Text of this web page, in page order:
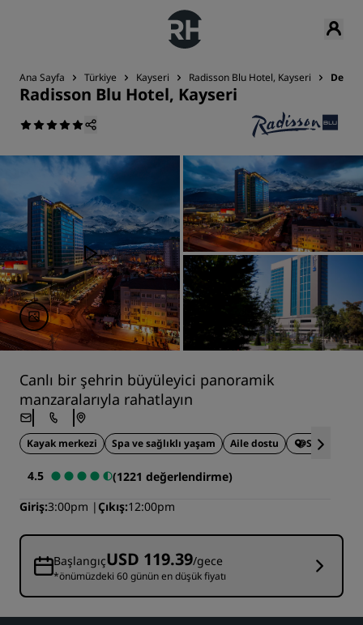
Ana Sayfa Türkiye Kayseri Radisson Blu Hotel, Kayseri
Radisson Blu Hotel, Kayseri
Canlı bir şehrin büyüleyici panoramik
manzaralarıyla rahatlayın
Kayak merkezi Spa ve sağlıklı yaşam Aile dostu
4.5
(1221 değerlendirme)
Giriş 3:00pm Çıkış 12:00pm
BaşlangıçUSD 119.39/gece
*önümüzdeki 60 günün en düşük fiyatı